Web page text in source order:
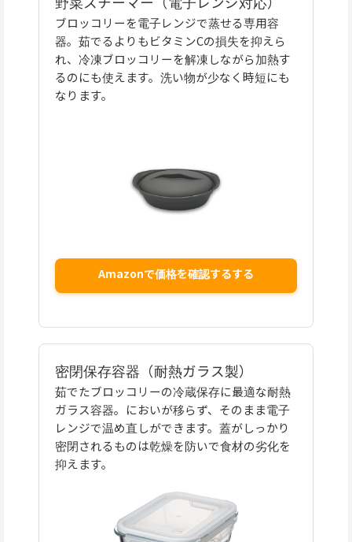
ブロッコリーを電子レンジで蒸せる専用容
器。茹でるよりもビタミンCの損失を抑えら
れ、冷凍ブロッコリーを解凍しながら加熱す
るのにも使えます。洗い物が少なく時短にも
なります。
Amazonで価格を確認するする
密閉保存容器（耐熱ガラス製）
茹でたブロッコリーの冷蔵保存に最適な耐熱
ガラス容器。においが移らず、そのまま電子
レンジで温め直しができます。蓋がしっかり
密閉されるものは乾燥を防いで食材の劣化を
抑えます。